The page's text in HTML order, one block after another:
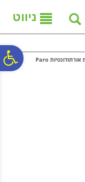
ניווט